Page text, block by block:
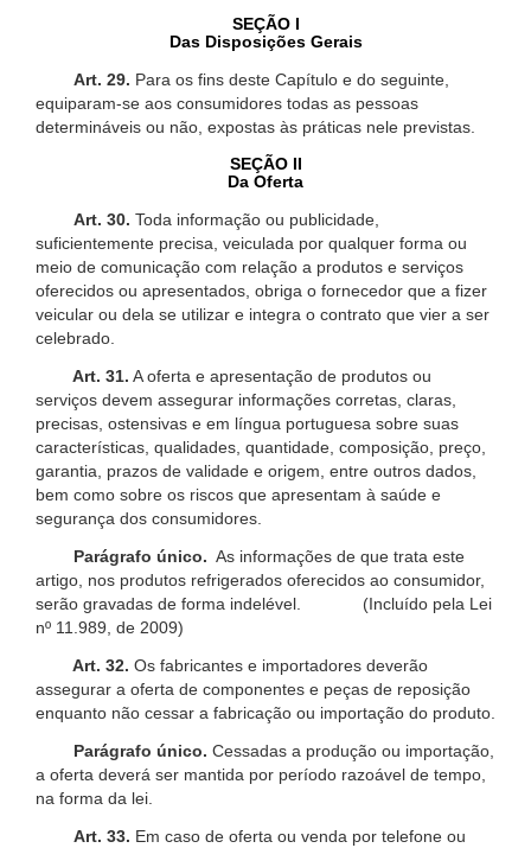
SEÇÃO I
Das Disposições Gerais
Art. 29. Para os fins deste Capítulo e do seguinte,
equiparam-se aos consumidores todas as pessoas
determináveis ou não, expostas às práticas nele previstas.
SEÇÃO II
Da Oferta
Art. 30. Toda informação ou publicidade,
suficientemente precisa, veiculada por qualquer forma ou
meio de comunicação com relação a produtos e serviços
oferecidos ou apresentados, obriga o fornecedor que a fizer
veicular ou dela se utilizar e integra o contrato que vier a ser
celebrado.
Art. 31. A oferta e apresentação de produtos ou
serviços devem assegurar informações corretas, claras,
precisas, ostensivas e em língua portuguesa sobre suas
características, qualidades, quantidade, composição, preço,
garantia, prazos de validade e origem, entre outros dados,
bem como sobre os riscos que apresentam à saúde e
segurança dos consumidores.
Parágrafo único. As informações de que trata este
artigo, nos produtos refrigerados oferecidos ao consumidor,
serão gravadas de forma indelével. (Incluído pela Lei
nº 11.989, de 2009)
Art. 32. Os fabricantes e importadores deverão
assegurar a oferta de componentes e peças de reposição
enquanto não cessar a fabricação ou importação do produto.
Parágrafo único. Cessadas a produção ou importação,
a oferta deverá ser mantida por período razoável de tempo,
na forma da lei.
Art. 33. Em caso de oferta ou venda por telefone ou